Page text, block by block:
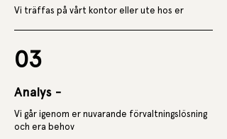
Vi träffas på vårt kontor eller ute hos er
03
Analys -
Vi går igenom er nuvarande förvaltningslösning
och era behov